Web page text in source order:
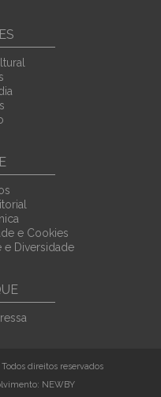
e Cookies
e Diversidade
Todos direitos reservados
NEWBY